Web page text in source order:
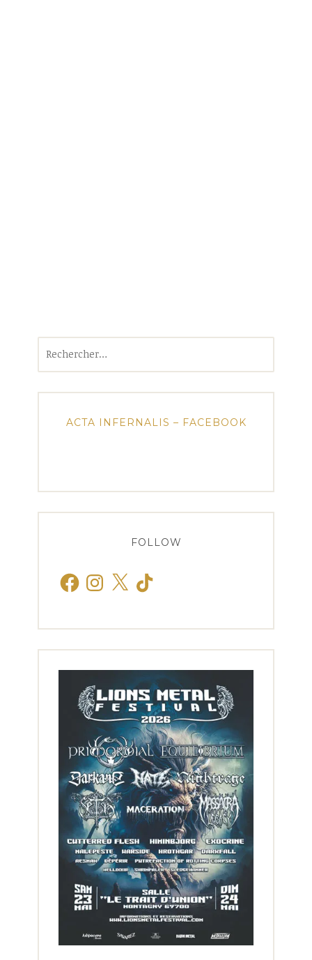
ACTA INFERNALIS – FACEBOOK
FOLLOW
FacebookInstagram
X TikTok